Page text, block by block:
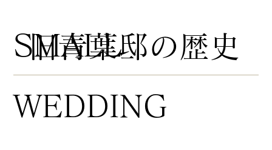
​旧青葉邸の歴史
​SMALL
WEDDING